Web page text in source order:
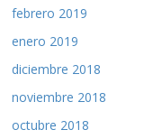
febrero 2019
enero 2019
diciembre 2018
noviembre 2018
octubre 2018